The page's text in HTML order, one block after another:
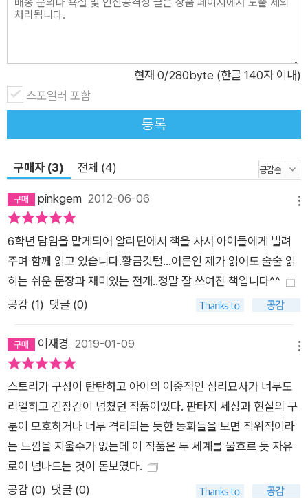
속마음도 담겨 있다. 일기장은 누가 바라보는 해미의 모습이 아니
무엇보다 자신의 뜻과는 상관없이 벌어진 상황들은 해미를 엉뚱
한 방향으로 몰아치고 있다. 한 아이를 향한 의도적이고 어처구니
없는 따돌림…… 할머니와 단둘이 사는 경아는 좀 지저분하고 소
심한 성격 때문에 반에서 소위 잘 나가는 지수의 주도하에 왕따의
더 나아가 폭력까지 행사하려 든다. 해미는 지수가 꾸민 계략을
고, 그 사실을 알게 된 담임 선생님께 모든 걸 털어놓아야 하는 상
황에 처하게 된다. 해미는 선생님의 설득으로 그 현장에 있던 아
이들의 이름을 이야기한다. 그리고 그 일로 자신이 왕따에 처하게
될 위기를 맞게 된다. 일에만 온통 관심이 쏠려 있는 엄마 아빠는
해미에게 일어난 내면의 고통을 눈치 채지 못한다. 해미도 알고
있다. 자신의 마음을 쏟아놓을 수 있는 것은 일기장뿐이라는 것
을. 그리고 괴로운 마음에 펼친 일기장은 해미가 원하는 것이 무
엇인지 안다는 듯 새로운 세계인 ‘시간의 섬’으로 해미를 인도한
다. 그곳에서 해미는 시간을 되돌려 과거를 원하는 대로 고칠 수
있는 황금 깃털을 손에 쥐게 된다. 그 황금 깃털로 사람들을 유혹
해 생명을 앗아 가는 가탈, 가탈을 경계하며 해미를 도우려는 보
짱. 이들과의 만남을 통해 해미는 자신의 일기장에서 지우고 싶은
과거를 찾아 여행을 떠난다. 하지만 후회스런 과거를 고치면 행복
해질 수 있을 거라 믿었던 해미는 더 큰 소용돌이에 휘말리며 돌
이킬 수 없는 시간 속으로 점점 빨려들게 되는데…… ■ 과거와 현
현재 0/280byte (한글 140자 이내)
스포일러 포함
등록
구매자 (3) 전체 (4)
pinkgem 2012-06-06
6학년 담임을 맡게되어 알라딘에서 책을 사서 아이들에게 빌려
주며 함께 읽고 있습니다.황금깃털...어른인 제가 읽어도 술술 읽
히는 쉬운 문장과 재미있는 전개..정말 잘 쓰여진 책입니다^^
공감 (1) 댓글 (0)
이재경 2019-01-09
스토리가 구성이 탄탄하고 아이의 이중적인 심리묘사가 너무도
리얼하고 긴장감이 넘쳤던 작품이었다. 판타지 세상과 현실의 구
분이 모호하거나 너무 격리되는 듯한 동화들을 보면 작위적이라
는 느낌을 지울수가 없는데 이 작품은 두 세계를 물흐르 듯 자유
로이 넘나드는 것이 돋보였다.
공감 (0) 댓글 (0)